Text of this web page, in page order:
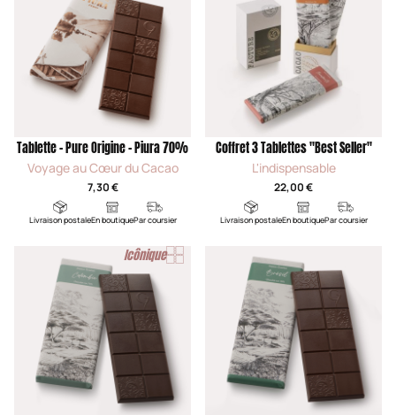
Tablette - Pure Origine - Piura 70%
Voyage au Cœur du Cacao
7,30 €
Livraison postaleEn boutiquePar coursier
Coffret 3 Tablettes "Best Seller"
L'indispensable
22,00 €
Livraison postaleEn boutiquePar coursier
Icônique